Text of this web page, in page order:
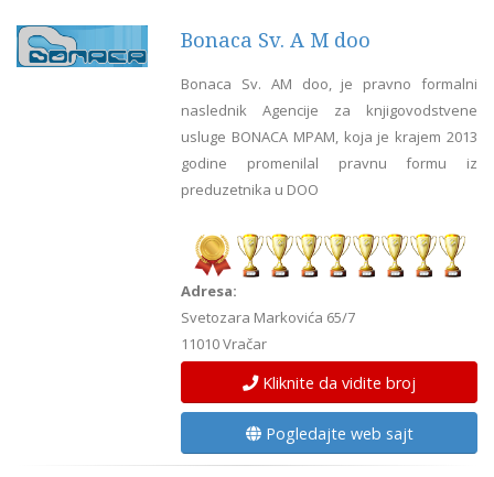
Bonaca Sv. A M doo
Bonaca Sv. AM doo, je pravno formalni
naslednik Agencije za knjigovodstvene
usluge BONACA MPAM, koja je krajem 2013
godine promenilal pravnu formu iz
preduzetnika u DOO
Adresa:
Svetozara Markovića 65/7
11010 Vračar
Kliknite da vidite broj
Pogledajte web sajt